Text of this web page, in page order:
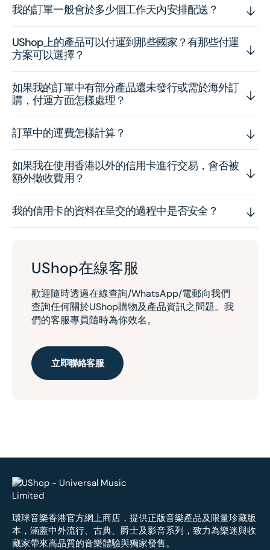
我的訂單一般會於多少個工作天內安排配送？
UShop上的產品可以付運到那些國家？有那些付運
方案可以選擇？
如果我的訂單中有部分產品還未發行或需於海外訂
購，付運方面怎樣處理？
訂單中的運費怎樣計算？
如果我在使用香港以外的信用卡進行交易，會否被
額外徵收費用？
我的信用卡的資料在呈交的過程中是否安全？
UShop在線客服
歡迎隨時透過在線查詢/WhatsApp/電郵向我們
查詢任何關於UShop購物及產品資訊之問題。我
們的客服專員隨時為你效名。
立即聯絡客服
環球音樂香港官方網上商店，提供正版音樂產品及限量珍藏版
本，涵蓋中外流行、古典、爵士及影音系列，致力為樂迷與收
藏家帶來高品質的音樂體驗與獨家發售。